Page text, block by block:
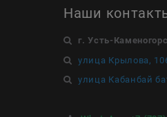
Наши
г. Усть-
улица Крылова,
улица Кабанбай